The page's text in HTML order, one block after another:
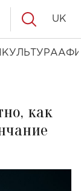
КУЛЬТУРА
UK
как